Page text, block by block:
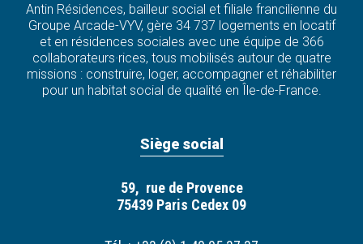
Antin Résidences, bailleur social et filiale francilienne du
Groupe Arcade-VYV, gère 34 737 logements en locatif
et en résidences sociales avec une équipe de 366
collaborateurs·rices, tous mobilisés autour de quatre
missions : construire, loger, accompagner et réhabiliter
pour un habitat social de qualité en Île-de-France.
Siège social
59, rue de Provence
75439 Paris Cedex 09